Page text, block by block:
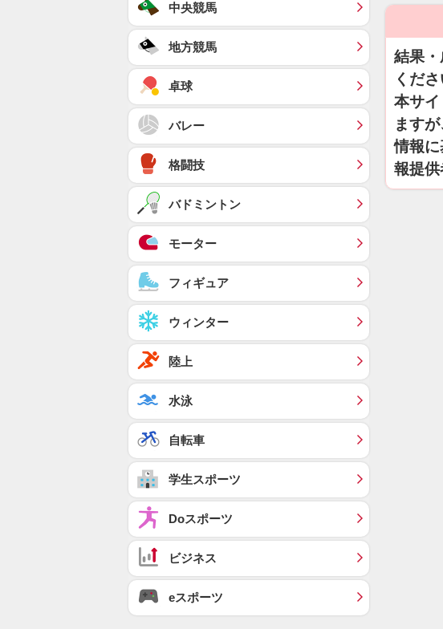
結果
くださ
本サ
ます
情報
報提供
中央競馬
地方競馬
卓球
バレー
格闘技
バドミントン
モーター
フィギュア
ウィンター
陸上
水泳
自転車
学生スポーツ
Doスポーツ
ビジネス
eスポーツ